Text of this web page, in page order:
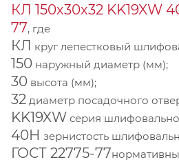
КЛ 150х30х32 KK19XW
77, где
КЛ круг лепестковый
150 наружный диаметр (мм);
30 высота (мм);
32 диаметр посадочного
KK19XW серия
40Н зернистость
ГОСТ 22775-77